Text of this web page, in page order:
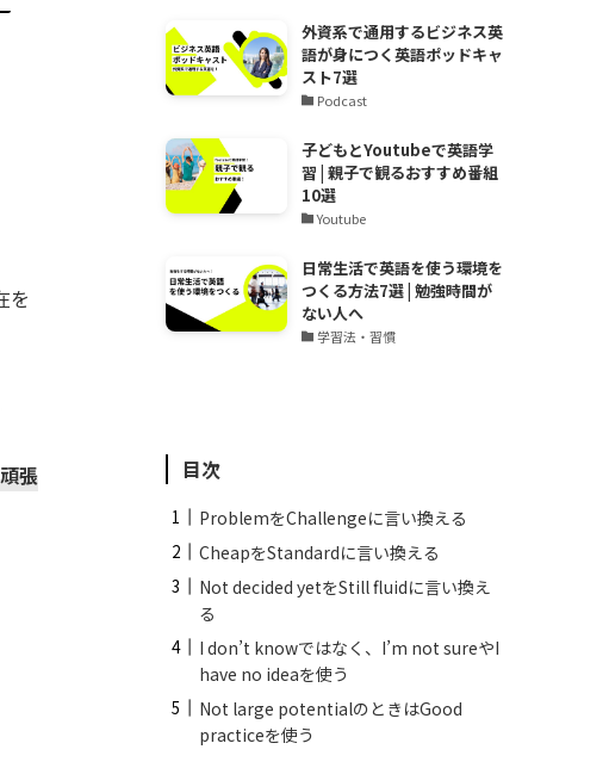
を
張
外資系で通用するビジネス英
語が身につく英語ポッドキャ
スト7選
Podcast
子どもとYoutubeで英語学
習 | 親子で観るおすすめ番組
10選
Youtube
日常生活で英語を使う環境を
つくる方法7選 | 勉強時間が
ない人へ
学習法・習慣
目次
ProblemをChallengeに言い換える
CheapをStandardに言い換える
Not decided yetをStill fluidに言い換え
る
I don’t knowではなく、I’m not sureやI
have no ideaを使う
Not large potentialのときはGood
practiceを使う